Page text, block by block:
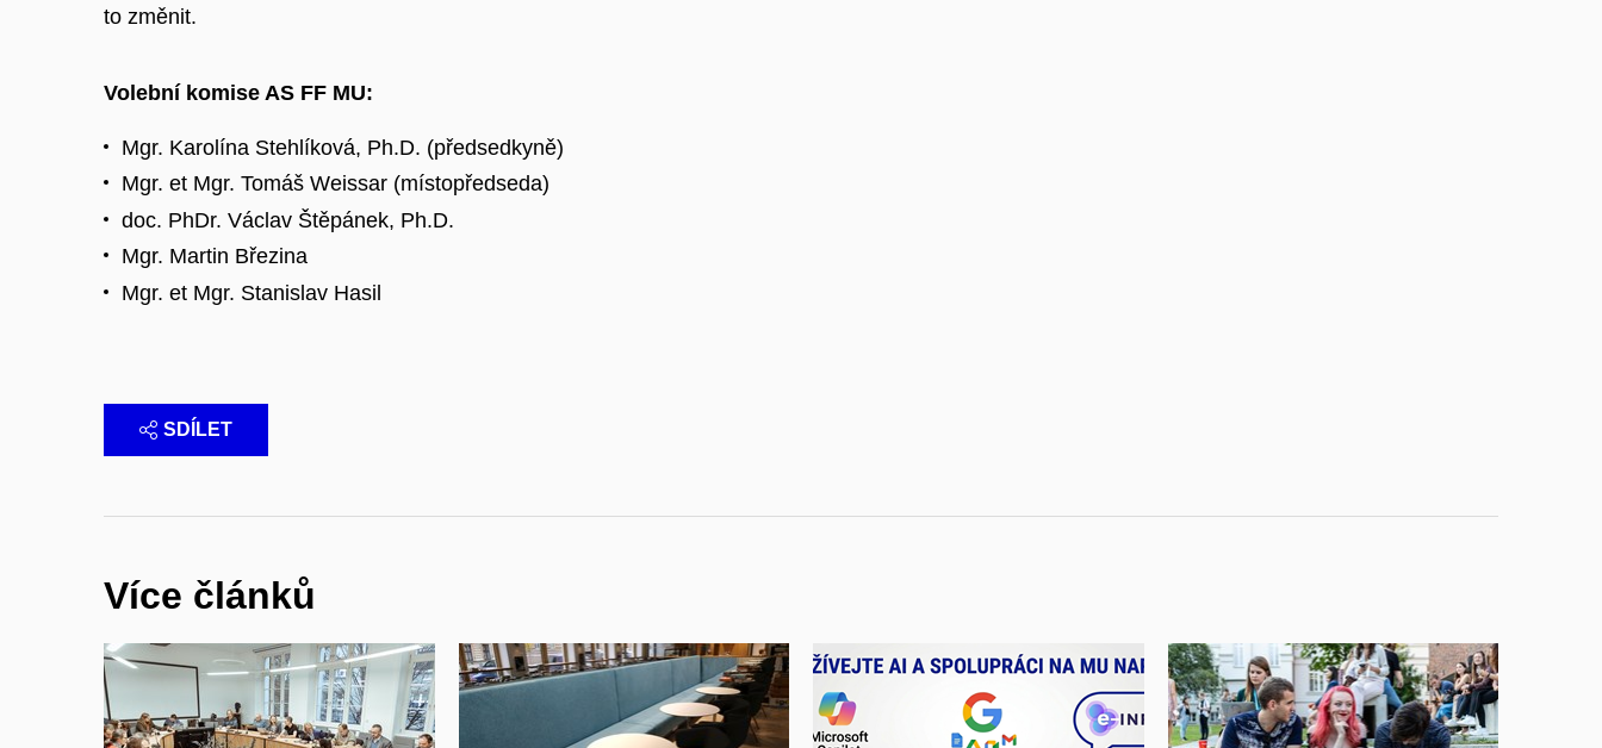
to změnit.
Volební komise AS FF MU:
Mgr. Karolína Stehlíková, Ph.D. (předsedkyně)
Mgr. et Mgr. Tomáš Weissar (místopředseda)
doc. PhDr. Václav Štěpánek, Ph.D.
Mgr. Martin Březina
Mgr. et Mgr. Stanislav Hasil
SDÍLET
Více článků